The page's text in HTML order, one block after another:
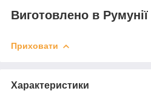
Виготовлено в Румунії
Приховати
Характеристики